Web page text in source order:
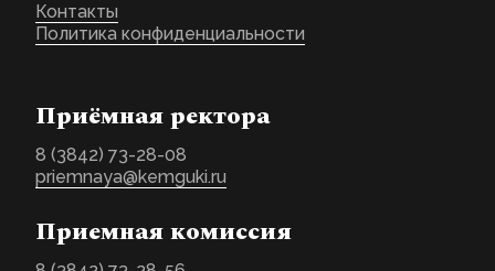
Контакты
Политика конфиденциальности
Приёмная ректора
8 (3842) 73-28-08
priemnaya@kemguki.ru
Приемная комиссия